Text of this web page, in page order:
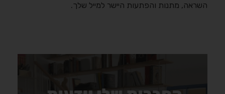
השראה, מתנות והפתעות היישר למייל שלך.